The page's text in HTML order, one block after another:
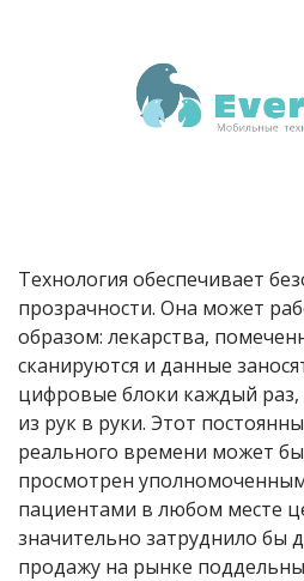
Технология обеспечивает
прозрачности. Она может
образом: лекарства,
сканируются и данные
цифровые блоки каждый раз,
из рук в руки. Этот
реального времени может
просмотрен
пациентами в любом месте
значительно затруднило бы
продажу на рынке